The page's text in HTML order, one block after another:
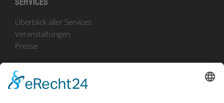
Überblick aller Services
Veranstaltungen
Presse
Bekanntmachungen
Ausschreibungen